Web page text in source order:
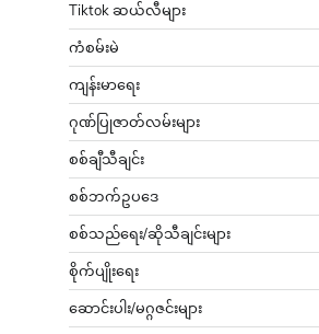
Tiktok ဆယ်လီများ
ကံစမ်းမဲ
ကျန်းမာရေး
ဂုဏ်ပြုဇာတ်လမ်းများ
စစ်ချီသီချင်း
စစ်ဘက်ဥပဒေ
စစ်သည်ရေး/ဆိုသီချင်းများ
စိုက်ပျိုးရေး
ဆောင်းပါး/မဂ္ဂဇင်းများ